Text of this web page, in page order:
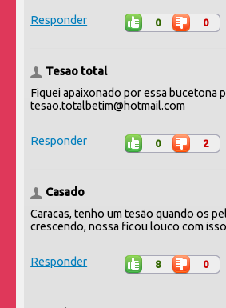
Responder 0 0
Tesao total
Fiquei apaixonado por essa bucetona
tesao.totalbetim@hotmail.com
Responder 0 2
Casado
Caracas, tenho um tesão quando os
crescendo, nossa ficou louco com
Responder 8 0